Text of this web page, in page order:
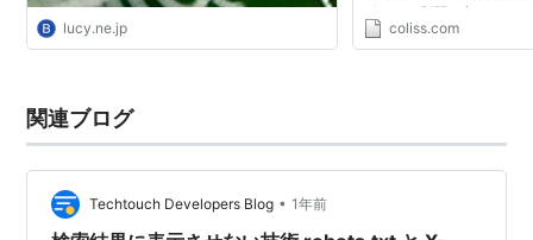
lucy.ne.jp
ボットに制限を与えるも
Standard for Robot
coliss.com
関連ブログ
Techtouch Developers Blog • 1年前